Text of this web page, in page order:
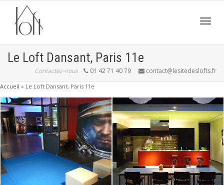
Le Loft Dansant, Paris 11e
Contactez-nous 01 42 71 40 79 contact@lesitedeslofts.fr
Accueil » Le Loft Dansant, Paris 11e